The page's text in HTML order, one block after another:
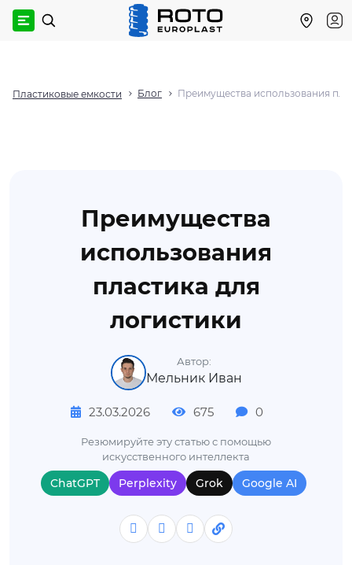
Пластиковые емкости Блог Преимущества использования
Преимущества
использования
пластика для
логистики
Автор:
Мельник Иван
23.03.2026 675 0
Резюмируйте эту статью с помощью
искусственного интеллекта
ChatGPT Perplexity Grok Google AI